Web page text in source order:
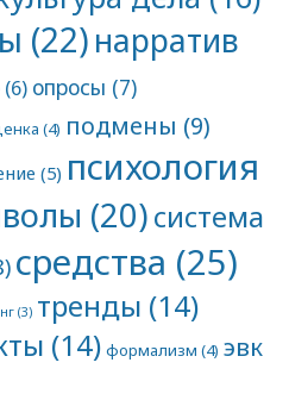
(22)нарратив
(6) опросы (7)
(4) подмены (9)
(5) психология
(20)система
средства (25)
(3) тренды (14)
(14) формализм (4) эвк